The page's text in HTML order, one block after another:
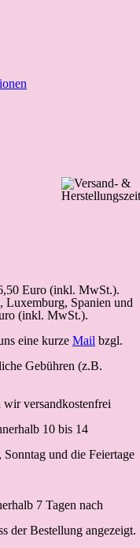
Euro (inkl. MwSt.).
Luxemburg, Spanien und
(inkl. MwSt.).
eine kurze Mail bzgl.
Gebühren (z.B.
versandkostenfrei
10 bis 14
und die Feiertage
7 Tagen nach
der Bestellung angezeigt.